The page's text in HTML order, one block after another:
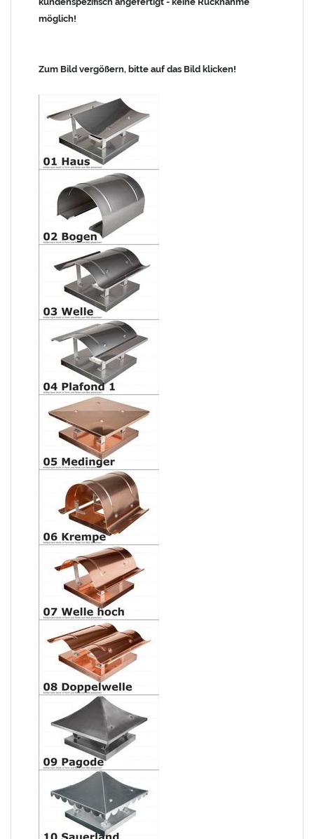
möglich!
Zum Bild vergößern, bitte auf das Bild klicken!